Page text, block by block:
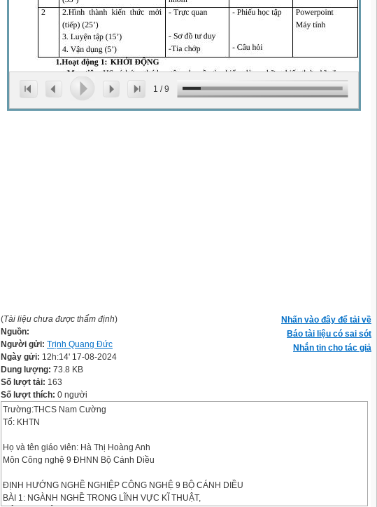
1 /9
Nhấn vào đây để tải về
Báo tài liệu có sai sót
Nhắn tin cho tác giả
(Tài liệu chưa được thẩm định)
Nguồn:
Người gửi: Trịnh Quang Đức
Ngày gửi: 12h:14' 17-08-2024
Dung lượng: 73.8 KB
Số lượt tải: 163
Số lượt thích: 0 người
Trường:THCS Nam Cường
Tổ: KHTN
Họ và tên giáo viên: Hà Thị Hoàng Anh
Môn Công nghệ 9 ĐHNN Bộ Cánh Diều
ĐỊNH HƯỚNG NGHỀ NGHIỆP CÔNG NGHỆ 9 BỘ CÁNH DIỀU
BÀI 1: NGÀNH NGHỀ TRONG LĨNH VỰC KĨ THUẬT,